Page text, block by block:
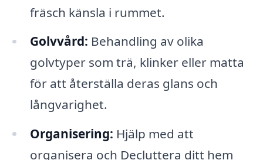
fräsch känsla i rummet.
Golvvård: Behandling av olika
golvtyper som trä, klinker eller matta
för att återställa deras glans och
långvarighet.
Organisering: Hjälp med att
organisera och Decluttera ditt hem